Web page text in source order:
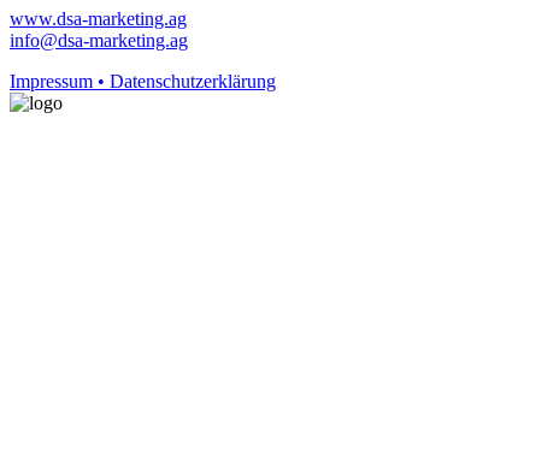
www.dsa-marketing.ag
info@dsa-marketing.ag
Impressum • Datenschutzerklärung